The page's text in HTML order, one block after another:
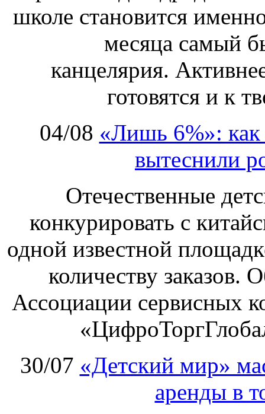
школе становится
месяца самый
канцелярия.
готовятся и к
04/08 «Лишь 6%»: как
вытеснили
Отечественные
конкурировать с
одной известной
количеству заказов.
Ассоциации сервисных
30/07 «Детский мир»
аренды в